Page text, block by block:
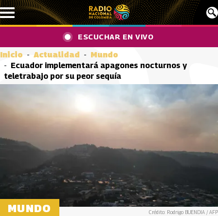
Pasar al contenido principal
ESCUCHAR EN VIVO
Inicio Actualidad
Mundo
Ecuador implementará apagones nocturnos y
teletrabajo por su peor sequía
MUNDO Crédito: Rodrigo BUENDIA / AFP